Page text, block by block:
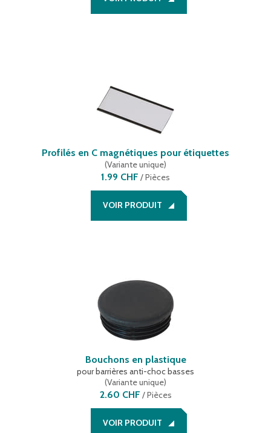
Profilés en C magnétiques pour étiquettes
(Variante unique)
1.99 CHF /Pièces
VOIR PRODUIT
Bouchons en plastique
pour barrières anti-choc basses
(Variante unique)
2.60 CHF /Pièces
VOIR PRODUIT